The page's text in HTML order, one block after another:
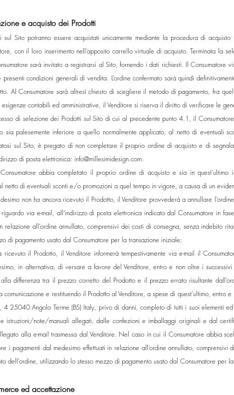
e acquisto dei Prodotti
Sito potranno essere acquistati unicamente mediante la procedura di
con il loro inserimento nell’apposito carrello virtuale di acquisto. Terminata la
sarà invitato a registrarsi al Sito, fornendo i dati richiesti. Il Consumatore
condizioni generali di vendita. L’ordine confermato sarà quindi
Al Consumatore sarà altresì chiesto di scegliere il metodo di pagamento, fra
esigenze contabili ed amministrative, il Venditore si riserva il diritto di verificare le
di selezione dei Prodotti sul Sito di cui al precedente punto 4.1, il
sia palesemente inferiore a quello normalmente applicato, al netto di eventuali
sul Sito, è pregato di non completare il proprio ordine di acquisto e di
di posta elettronica: info@millesimidesign.com.
abbia completato il proprio ordine di acquisto e sia in quest’ultimo
netto di eventuali sconti e/o promozioni a quel tempo in vigore, a causa di un
non ha ancora ricevuto il Prodotto, il Venditore provvederà a annullare
via e-mail, all’indirizzo di posta elettronica indicato dal Consumatore in
relazione all’ordine annullato, comprensivi dei costi di consegna, senza indebito
di pagamento usato dal Consumatore per la transazione iniziale;
ricevuto il Prodotto, il Venditore informerà tempestivamente via e-mail il
in alternativa, di versare a favore del Venditore, entro e non oltre i
alla differenza tra il prezzo corretto del Prodotto e il prezzo errato risultante
comunicazione e restituendo il Prodotto al Venditore, a spese di quest’ultimo,
25040 Angolo Terme (BS) Italy, privo di danni, completo di tutti i suoi elementi
istruzioni/note/manuali allegati, dalle confezioni e imballaggi originali e dal
alla e-mail trasmessa dal Venditore. Nel caso in cui il Consumatore abbia
i pagamenti dal medesimo effettuati in relazione all’ordine annullato,
dell’ordine, utilizzando lo stesso mezzo di pagamento usato dal Consumatore per
ed accettazione